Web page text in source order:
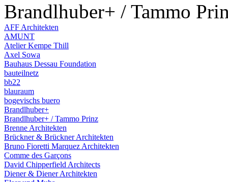
Brandlhuber+ / Tammo
AFF Architekten
AMUNT
Atelier Kempe Thill
Axel Sowa
Bauhaus Dessau Foundation
bauteilnetz
bb22
blauraum
bogevischs buero
Brandlhuber+
Brandlhuber+ / Tammo Prinz
Brenne Architekten
Brückner & Brückner Architekten
Bruno Fioretti Marquez Architekten
Comme des Garçons
David Chipperfield Architects
Diener & Diener Architekten